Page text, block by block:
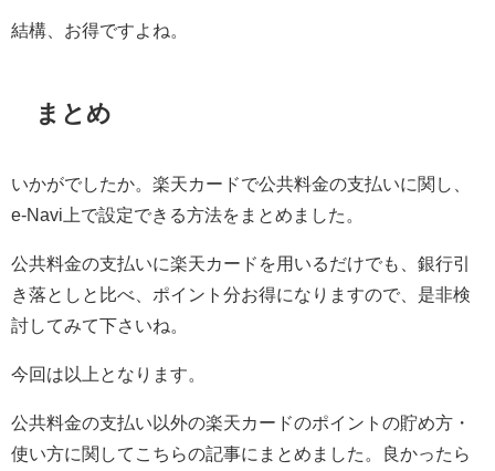
結構、お得ですよね。
まとめ
いかがでしたか。楽天カードで公共料金の支払いに関し、
e-Navi上で設定できる方法をまとめました。
公共料金の支払いに楽天カードを用いるだけでも、銀行引
き落としと比べ、ポイント分お得になりますので、是非検
討してみて下さいね。
今回は以上となります。
公共料金の支払い以外の楽天カードのポイントの貯め方・
使い方に関してこちらの記事にまとめました。良かったら